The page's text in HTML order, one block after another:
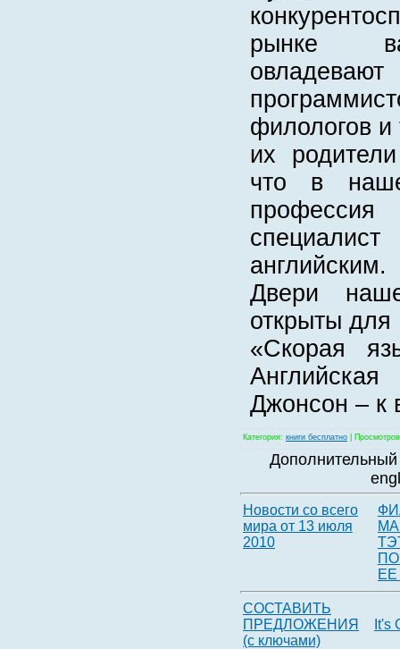
рынке
филологов и
их
что в
английским.
Двери
открыты для
«Скорая
Джонсон – к
Категория: книги бесплатно Просмотров
Новости со всего
мира от 13 июля
2010
ЕЕ
СОСТАВИТЬ
ПРЕДЛОЖЕНИЯ
(с ключами)
It's